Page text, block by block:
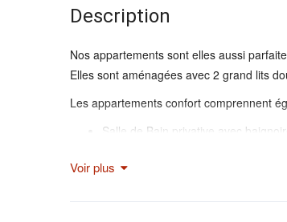
Description
Nos appartements sont elles aussi
Elles sont aménagées avec 2 grand lits
Les appartements confort comprennent
Salle de Bain privative avec
Possibilité lits d’appoint
Voir plus